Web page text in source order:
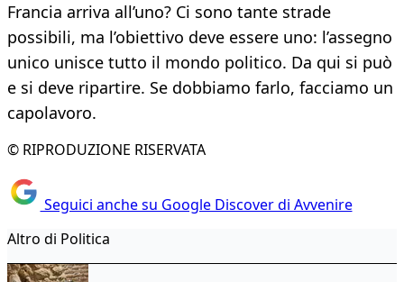
Francia arriva all’uno? Ci sono tante strade
possibili, ma l’obiettivo deve essere uno: l’assegno
unico unisce tutto il mondo politico. Da qui si può
e si deve ripartire. Se dobbiamo farlo, facciamo un
capolavoro.
© RIPRODUZIONE RISERVATA
Seguici anche su Google Discover di Avvenire
Altro di Politica